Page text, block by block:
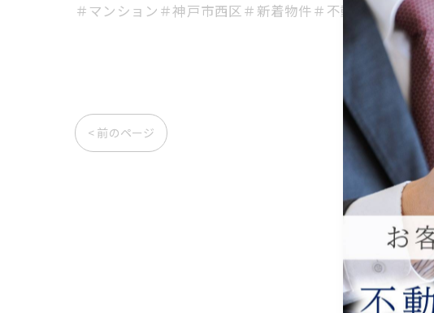
＃マンション＃神戸市西区＃新着物件＃不動産＃物件紹介
< 前のページ